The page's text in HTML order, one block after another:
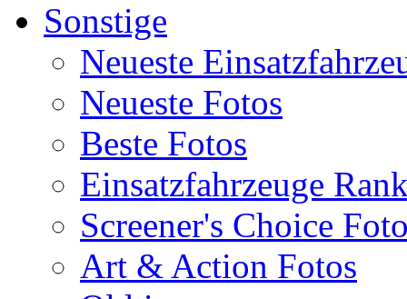
Sonstige
Neueste
Neueste Fotos
Beste Fotos
Einsatzfahrzeuge
Screener's Choice
Art & Action Fotos